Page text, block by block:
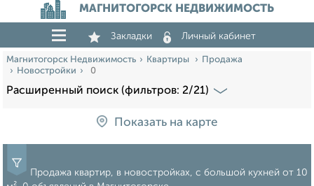
МАГНИТОГОРСК НЕДВИЖИМОСТЬ
Закладки Личный кабинет
Магнитогорск Недвижимость Квартиры
Продажа
Новостройки
0
Расширенный поиск (фильтров: 2/21)
Показать на карте
Продажа квартир, в новостройках, c большой кухней от 10